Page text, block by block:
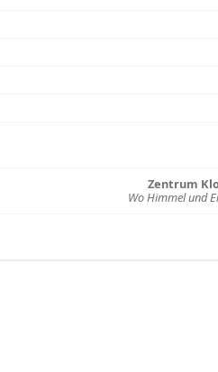
Zentrum
Wo Himmel und